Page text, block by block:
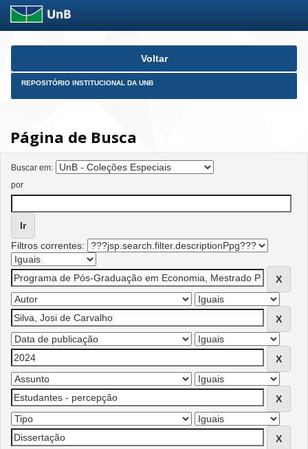
Skip
Voltar
REPOSITÓRIO INSTITUCIONAL DA UNB
Página de Busca
Buscar em:
por
Filtros correntes: